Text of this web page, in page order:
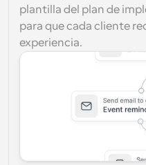
plantilla del plan de
para que cada cliente
experiencia.